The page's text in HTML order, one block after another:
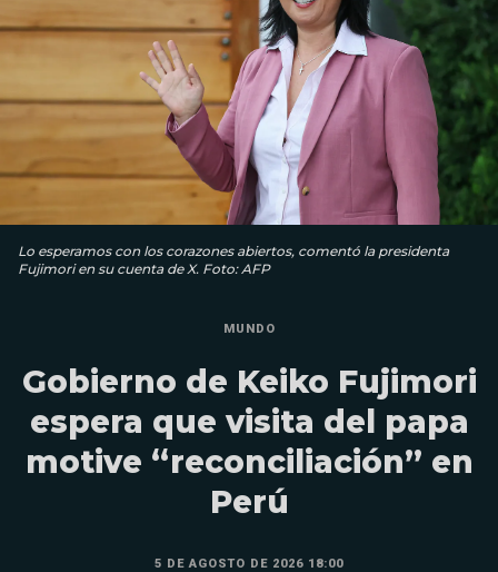
Lo esperamos con los corazones abiertos, comentó la presidenta
Fujimori en su cuenta de X. Foto: AFP
MUNDO
Gobierno de Keiko Fujimori
espera que visita del papa
motive “reconciliación” en
Perú
5 DE AGOSTO DE 2026 18:00